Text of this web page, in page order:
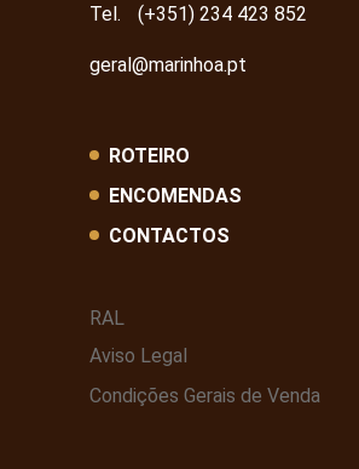
Tel.
(+351) 234 423 852
geral@marinhoa.pt
ROTEIRO
ENCOMENDAS
CONTACTOS
RAL
Aviso Legal
Condições Gerais de Venda